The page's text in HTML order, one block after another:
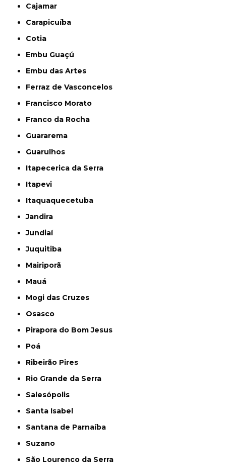
Cajamar
Carapicuíba
Cotia
Embu Guaçú
Embu das Artes
Ferraz de Vasconcelos
Francisco Morato
Franco da Rocha
Guararema
Guarulhos
Itapecerica da Serra
Itapevi
Itaquaquecetuba
Jandira
Jundiaí
Juquitiba
Mairiporã
Mauá
Mogi das Cruzes
Osasco
Pirapora do Bom Jesus
Poá
Ribeirão Pires
Rio Grande da Serra
Salesópolis
Santa Isabel
Santana de Parnaíba
Suzano
São Lourenço da Serra